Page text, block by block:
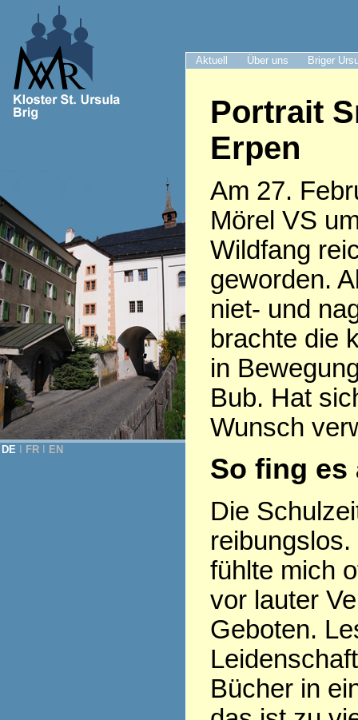
Aktuell Über uns Briger
DE FR EN
Portrait
Erpen
Am 27.
Mörel VS
Wildfang
geworden.
niet- und
brachte die
in
Bub. Hat
Wunsch
So fing es
Die
fühlte mich
vor lauter
Geboten.
Bücher in